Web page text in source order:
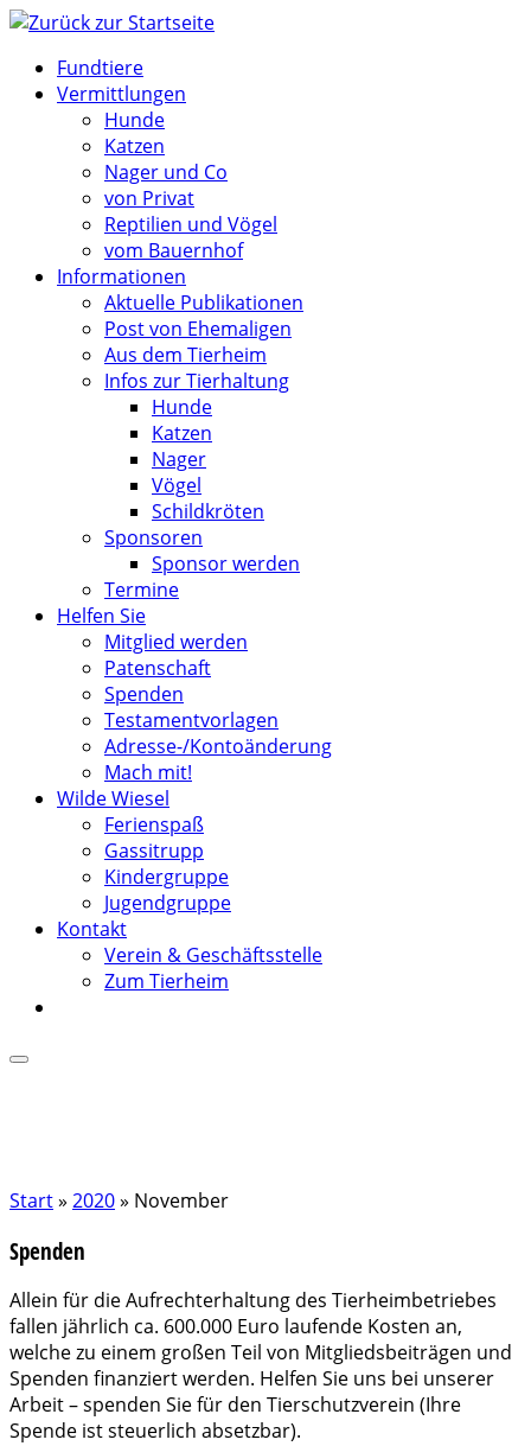
Zum
springenFundtiere
Vermittlungen
Hunde
Katzen
Nager und Co
von Privat
Reptilien und Vögel
vom Bauernhof
Informationen
Aktuelle Publikationen
Post von Ehemaligen
Aus dem Tierheim
Infos zur Tierhaltung
Hunde
Katzen
Nager
Vögel
Schildkröten
Sponsoren
Sponsor werden
Termine
Helfen Sie
Mitglied werden
Patenschaft
Spenden
Testamentvorlagen
Adresse-/Kontoänderung
Mach mit!
Wilde Wiesel
Ferienspaß
Gassitrupp
Kindergruppe
Jugendgruppe
Kontakt
Verein & Geschäftsstelle
Zum Tierheim
Start» 2020» November
Spenden
Allein für die Aufrechterhaltung des Tierheimbetriebes
fallen jährlich ca. 600.000 Euro laufende Kosten an,
welche zu einem großen Teil von Mitgliedsbeiträgen und
Spenden finanziert werden. Helfen Sie uns bei unserer
Arbeit – spenden Sie für den Tierschutzverein (Ihre
Spende ist steuerlich absetzbar).